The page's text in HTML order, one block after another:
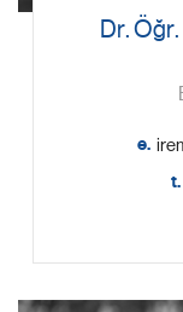
Dr.
e.
t.